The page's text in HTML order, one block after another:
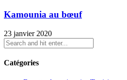
Kamounia au bœuf
23 janvier 2020
Catégories